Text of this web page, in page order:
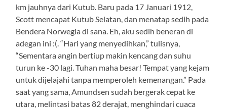
km jauhnya dari Kutub. Baru pada 17 Januari 1912,
Scott mencapat Kutub Selatan, dan menatap sedih pada
Bendera Norwegia di sana. Eh, aku sedih beneran di
adegan ini :(. “Hari yang menyedihkan,” tulisnya,
“Sementara angin bertiup makin kencang dan suhu
turun ke -30 lagi. Tuhan maha besar! Tempat yang kejam
untuk dijelajahi tanpa memperoleh kemenangan.” Pada
saat yang sama, Amundsen sudah bergerak cepat ke
utara, melintasi batas 82 derajat, menghindari cuaca